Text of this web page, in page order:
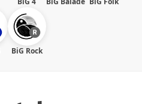
BiG Rock